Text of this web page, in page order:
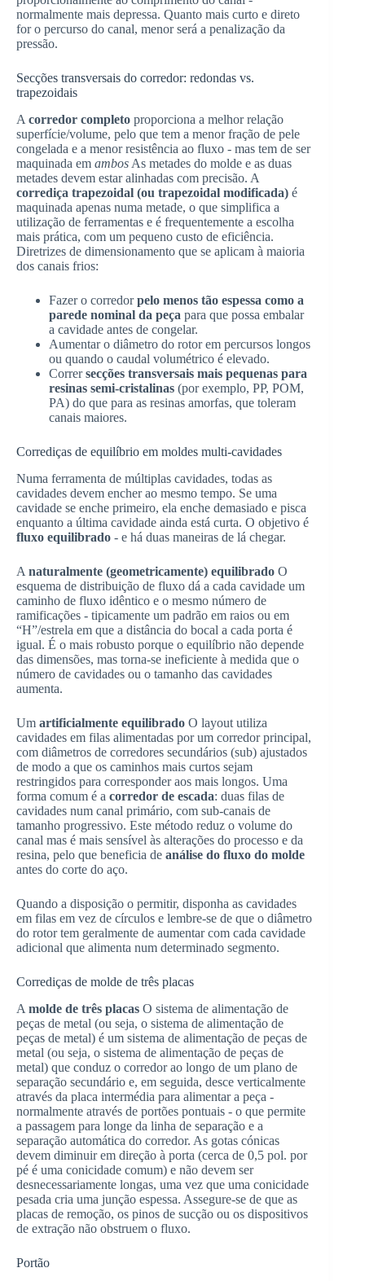
normalmente mais depressa. Quanto mais curto e direto
for o percurso do canal, menor será a penalização da
pressão.
Secções transversais do corredor: redondas vs.
trapezoidais
A corredor completo proporciona a melhor relação
superfície/volume, pelo que tem a menor fração de pele
congelada e a menor resistência ao fluxo - mas tem de ser
maquinada em ambos As metades do molde e as duas
metades devem estar alinhadas com precisão. A
corrediça trapezoidal (ou trapezoidal modificada) é
maquinada apenas numa metade, o que simplifica a
utilização de ferramentas e é frequentemente a escolha
mais prática, com um pequeno custo de eficiência.
Diretrizes de dimensionamento que se aplicam à maioria
dos canais frios:
Fazer o corredorpelo menos tão espessa como a
parede nominal da peça para que possa embalar
a cavidade antes de congelar.
Aumentar o diâmetro do rotor em percursos longos
ou quando o caudal volumétrico é elevado.
Corrersecções transversais mais pequenas para
resinas semi-cristalinas (por exemplo, PP, POM,
PA) do que para as resinas amorfas, que toleram
canais maiores.
Corrediças de equilíbrio em moldes multi-cavidades
Numa ferramenta de múltiplas cavidades, todas as
cavidades devem encher ao mesmo tempo. Se uma
cavidade se enche primeiro, ela enche demasiado e pisca
enquanto a última cavidade ainda está curta. O objetivo é
fluxo equilibrado - e há duas maneiras de lá chegar.
A naturalmente (geometricamente) equilibrado O
esquema de distribuição de fluxo dá a cada cavidade um
caminho de fluxo idêntico e o mesmo número de
ramificações - tipicamente um padrão em raios ou em
“H”/estrela em que a distância do bocal a cada porta é
igual. É o mais robusto porque o equilíbrio não depende
das dimensões, mas torna-se ineficiente à medida que o
número de cavidades ou o tamanho das cavidades
aumenta.
Um artificialmente equilibrado O layout utiliza
cavidades em filas alimentadas por um corredor principal,
com diâmetros de corredores secundários (sub) ajustados
de modo a que os caminhos mais curtos sejam
restringidos para corresponder aos mais longos. Uma
forma comum é a corredor de escada: duas filas de
cavidades num canal primário, com sub-canais de
tamanho progressivo. Este método reduz o volume do
canal mas é mais sensível às alterações do processo e da
resina, pelo que beneficia de análise do fluxo do molde
antes do corte do aço.
Quando a disposição o permitir, disponha as cavidades
em filas em vez de círculos e lembre-se de que o diâmetro
do rotor tem geralmente de aumentar com cada cavidade
adicional que alimenta num determinado segmento.
Corrediças de molde de três placas
A molde de três placas O sistema de alimentação de
peças de metal (ou seja, o sistema de alimentação de
peças de metal) é um sistema de alimentação de peças de
metal (ou seja, o sistema de alimentação de peças de
metal) que conduz o corredor ao longo de um plano de
separação secundário e, em seguida, desce verticalmente
através da placa intermédia para alimentar a peça -
normalmente através de portões pontuais - o que permite
a passagem para longe da linha de separação e a
separação automática do corredor. As gotas cónicas
devem diminuir em direção à porta (cerca de 0,5 pol. por
pé é uma conicidade comum) e não devem ser
desnecessariamente longas, uma vez que uma conicidade
pesada cria uma junção espessa. Assegure-se de que as
placas de remoção, os pinos de sucção ou os dispositivos
de extração não obstruem o fluxo.
Portão